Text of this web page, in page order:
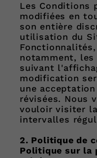
Les Conditions
modifiées en
son entière
utilisation du
notamment,
suivant
modification
une
révisées. Nous
vouloir visiter
intervalles
2. Politique de
Politique sur la